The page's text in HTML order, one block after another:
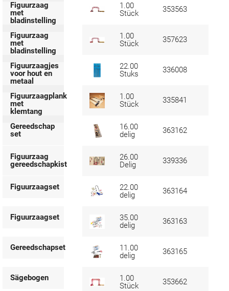
Figuurzaag
met
bladinstelling
1.00
Stück
353563
Figuurzaag
met
bladinstelling
1.00
Stück
357623
Figuurzaagjes
voor hout en
metaal
22.00
Stuks
336008
Figuurzaagplank
met
klemtang
1.00
Stück
335841
Gereedschap
set
16.00
delig
363162
Figuurzaag
gereedschapkist
26.00
Delig
339336
Figuurzaagset
22.00
delig
363164
Figuurzaagset
35.00
delig
363163
Gereedschapset
11.00
delig
363165
Sägebogen
1.00
Stück
353662